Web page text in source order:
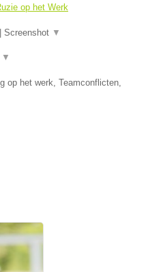
op het Werk
Screenshot ▼
▼
op het werk, Teamconflicten,